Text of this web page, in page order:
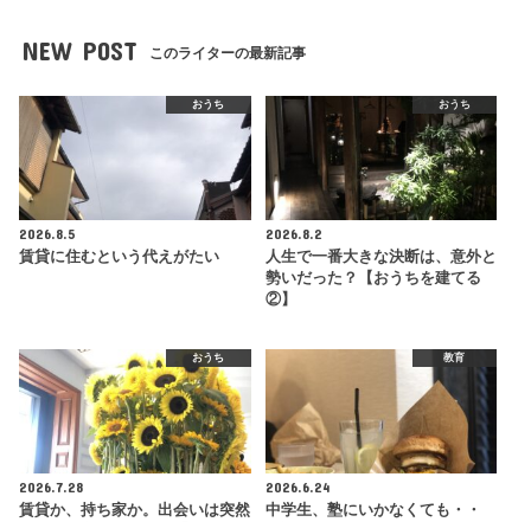
NEW POST このライターの最新記事
おうち
2026.8.5
賃貸に住むという代えがたい
おうち
2026.8.2
人生で一番大きな決断は、意外と
勢いだった？【おうちを建てる
②】
おうち
2026.7.28
賃貸か、持ち家か。出会いは突然
教育
2026.6.24
中学生、塾にいかなくても・・